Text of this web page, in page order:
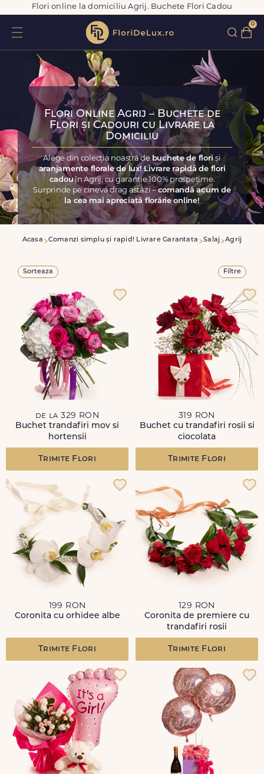
Flori online la domiciliu Agrij. Buchete Flori Cadou
0
Flori Online Agrij – Buchete de
Flori și Cadouri cu Livrare la
Domiciliu
Alege din colecția noastră de buchete de floriși
aranjamente florale de lux! Livrare rapidă de flori
cadouîn Agrij, cu garanție 100% prospețime.
Surprinde pe cineva drag astăzi –comandă acum de
la cea mai apreciată florărie online!
Acasa Comanzi simplu și rapid! Livrare Garantata Salaj Agrij
Sorteaza Filtre
de la 329 RON
Buchet trandafiri mov si
hortensii
Trimite Flori
319 RON
Buchet cu trandafiri rosii si
ciocolata
Trimite Flori
199 RON
Coronita cu orhidee albe
Trimite Flori
129 RON
Coronita de premiere cu
trandafiri rosii
Trimite Flori